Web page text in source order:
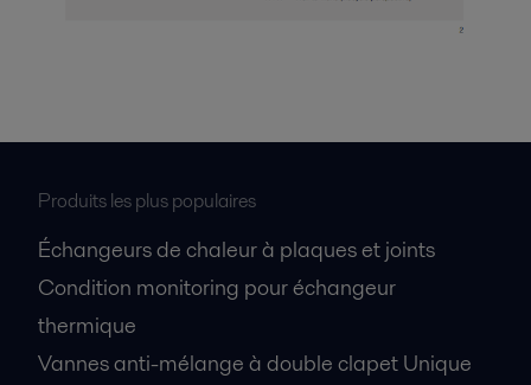
Produits les plus populaires
Échangeurs de chaleur à plaques et joints
Condition monitoring pour échangeur
thermique
Vannes anti-mélange à double clapet Unique